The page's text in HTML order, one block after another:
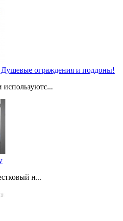
Душевые ограждения и поддоны!
используютс...
н...